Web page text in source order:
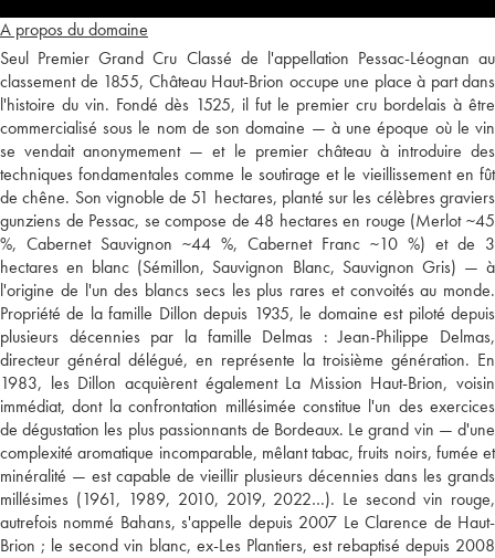
A propos du domaine
Seul Premier Grand Cru Classé de l'appellation Pessac-Léognan au
classement de 1855, Château Haut-Brion occupe une place à part dans
l'histoire du vin. Fondé dès 1525, il fut le premier cru bordelais à être
commercialisé sous le nom de son domaine — à une époque où le vin
se vendait anonymement — et le premier château à introduire des
techniques fondamentales comme le soutirage et le vieillissement en fût
de chêne. Son vignoble de 51 hectares, planté sur les célèbres graviers
gunziens de Pessac, se compose de 48 hectares en rouge (Merlot ~45
%, Cabernet Sauvignon ~44 %, Cabernet Franc ~10 %) et de 3
hectares en blanc (Sémillon, Sauvignon Blanc, Sauvignon Gris) — à
l'origine de l'un des blancs secs les plus rares et convoités au monde.
Propriété de la famille Dillon depuis 1935, le domaine est piloté depuis
plusieurs décennies par la famille Delmas : Jean-Philippe Delmas,
directeur général délégué, en représente la troisième génération. En
1983, les Dillon acquièrent également La Mission Haut-Brion, voisin
immédiat, dont la confrontation millésimée constitue l'un des exercices
de dégustation les plus passionnants de Bordeaux. Le grand vin — d'une
complexité aromatique incomparable, mêlant tabac, fruits noirs, fumée et
minéralité — est capable de vieillir plusieurs décennies dans les grands
millésimes (1961, 1989, 2010, 2019, 2022…). Le second vin rouge,
autrefois nommé Bahans, s'appelle depuis 2007 Le Clarence de Haut-
Brion ; le second vin blanc, ex-Les Plantiers, est rebaptisé depuis 2008